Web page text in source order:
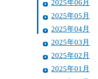
2025年06月
2025年05月
2025年04月
2025年03月
2025年02月
2025年01月